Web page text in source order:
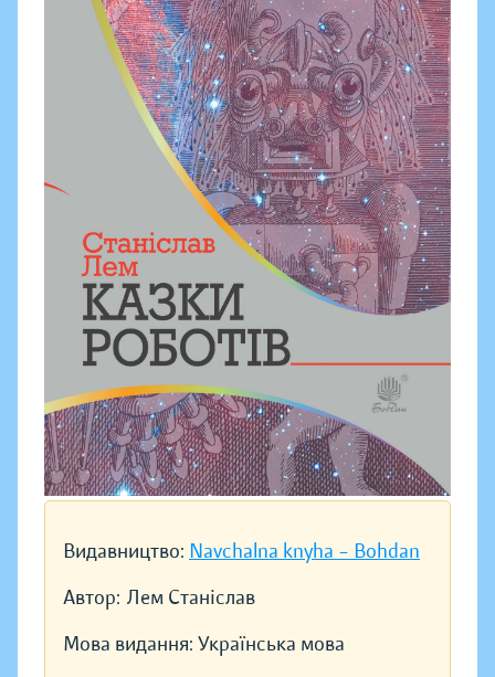
Видавництво: Navchalna knyha – Bohdan
Автор: Лем Станіслав
Мова видання: Українська мова